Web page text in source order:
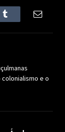
Tumblr
e o